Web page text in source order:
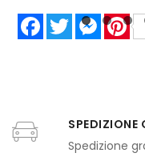
FacebookTwitter
SPEDIZIONE
Spedizione